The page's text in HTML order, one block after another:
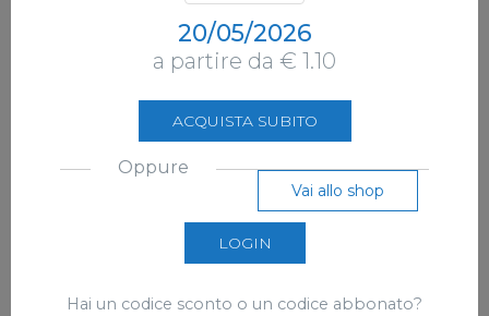
20/05/2026
a partire da € 1.10
ACQUISTA SUBITO
Oppure
Vai allo shop
LOGIN
Hai un codice sconto o un codice abbonato?